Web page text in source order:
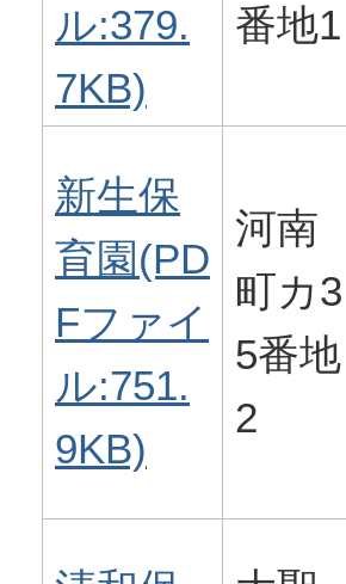
ル:379.
7KB)
番地1
新生保
育園(PD
Fファイ
ル:751.
9KB)
河南
町カ3
5番地
2